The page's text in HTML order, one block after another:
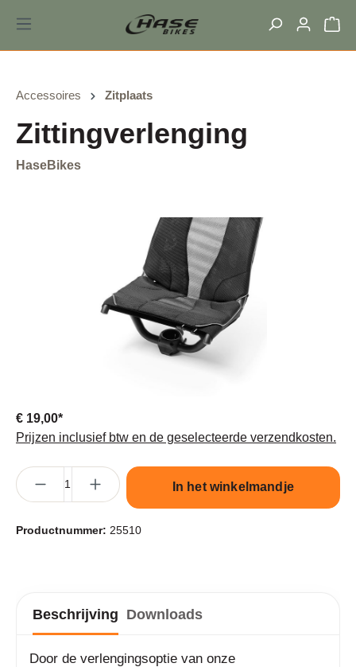
Accessoires Zitplaats
Zittingverlenging
HaseBikes
Afbeeldingengalerij overslaan
€ 19,00*
Prijzen inclusief btw en de geselecteerde verzendkosten.
Producthoeveelheid: Voer de gewenste hoeveelheid in of
In het winkelmandje
Productnummer: 25510
Beschrijving Downloads
Door de verlengingsoptie van onze